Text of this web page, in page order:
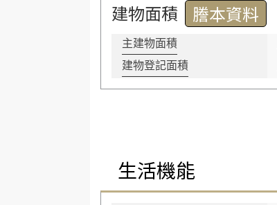
建物面積 謄本資料
主建物面積
建物登記面積
生活機能